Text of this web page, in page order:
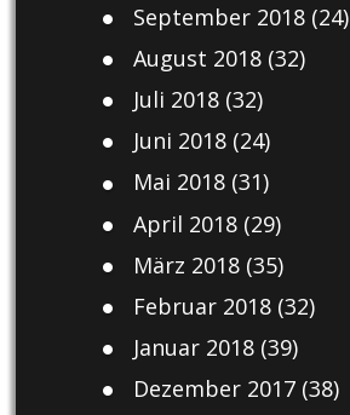
September 2018(24)
August 2018(32)
Juli 2018(32)
Juni 2018(24)
Mai 2018(31)
April 2018(29)
März 2018(35)
Februar 2018(32)
Januar 2018(39)
Dezember 2017(38)